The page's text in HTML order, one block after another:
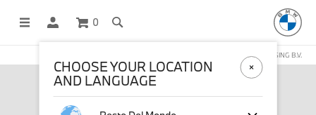
0
NEGOZIO ONLINE GESTITO DA STICHD SPORTMERCHANDISING B.V.
CHOOSE YOUR LOCATION
AND LANGUAGE